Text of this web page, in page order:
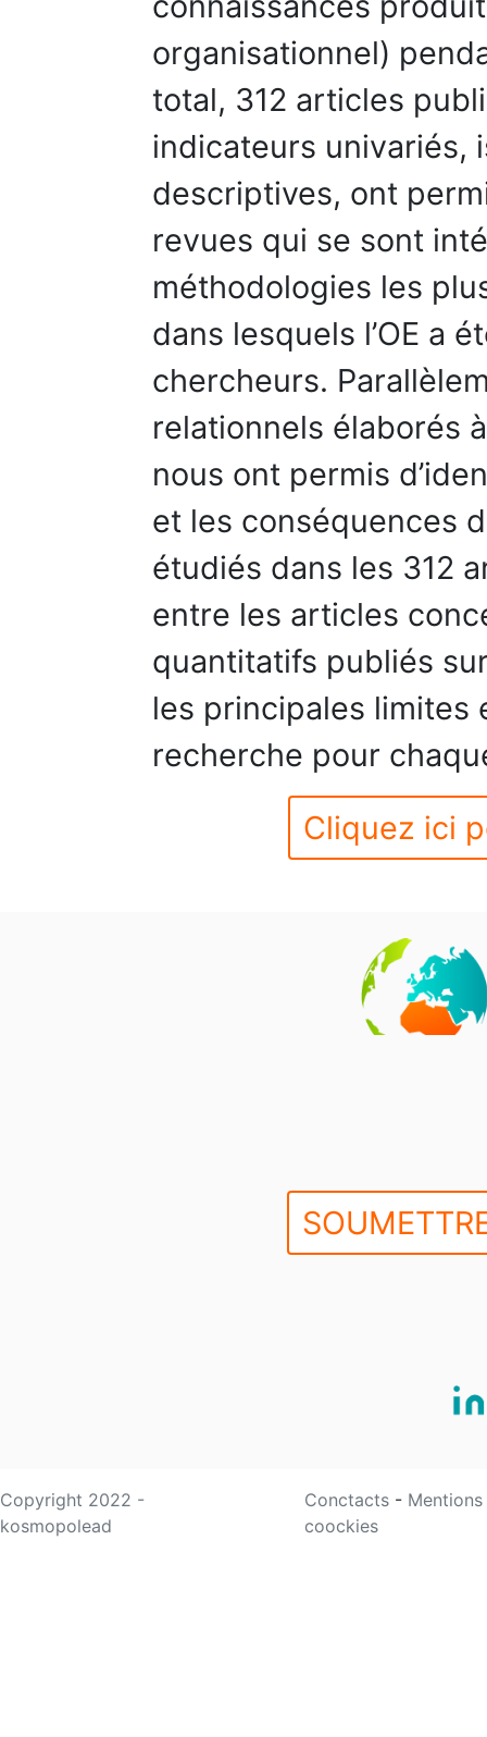
organisationnel)
total, 312 articles
indicateurs univariés,
descriptives, ont
revues qui se sont
méthodologies les
dans lesquels l’OE a
chercheurs.
relationnels élaborés
nous ont permis
et les conséquences
étudiés dans les 312
entre les articles
quantitatifs publiés
les principales limites
recherche pour
Cliquez ici
Copyright 2022 -
kosmopolead
Conctacts -
coockies